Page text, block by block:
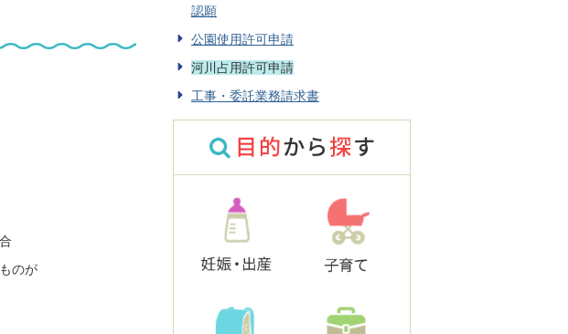
のが
認願
公園使用許可申請
河川占用許可申請
工事・委託業務請求書